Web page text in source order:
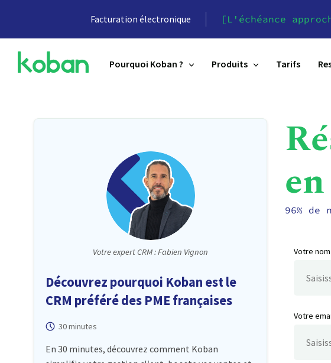
Facturation électronique [L'échéance
Pourquoi Koban ? Produits Tarifs
Votre expert CRM : Fabien Vignon
Découvrez pourquoi Koban est le
CRM préféré des PME françaises
30 minutes
En 30 minutes, découvrez comment Koban
96%
Votre
Votre